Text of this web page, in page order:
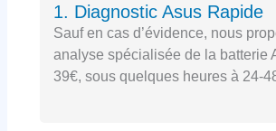
1. Diagnostic Asus Rapide
Sauf en cas d’évidence, nous
analyse spécialisée de la batterie
39€, sous quelques heures à 24-